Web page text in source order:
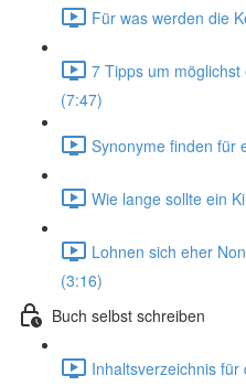
Für was werden die
7 Tipps um
(7:47)
Synonyme finden für
Wie lange sollte ein
Lohnen sich eher
(3:16)
Buch selbst schreiben
Inhaltsverzeichnis